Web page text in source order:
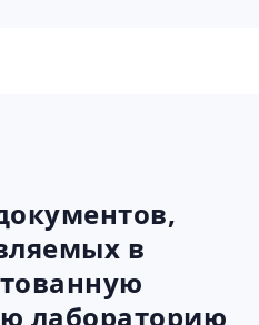
в
лабораторию